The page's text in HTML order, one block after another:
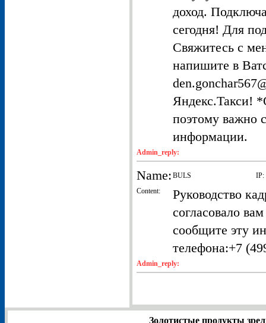
доход.
сегодня! Для
Свяжитесь с
напишите в
Яндекс.Такси!
поэтому важно
информации.
Admin_reply:
Name: BULS
IP:
Content:
Руководство
согласовало
сообщите эту
телефона:+7
Admin_reply:
Золотистые продукты